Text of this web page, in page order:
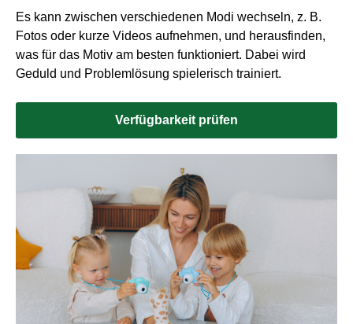
Es kann zwischen verschiedenen Modi wechseln, z. B.
Fotos oder kurze Videos aufnehmen, und herausfinden,
was für das Motiv am besten funktioniert. Dabei wird
Geduld und Problemlösung spielerisch trainiert.
Verfügbarkeit prüfen